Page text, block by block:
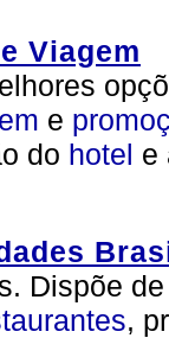
Viagem
e
do hotel e
Dispõe
,